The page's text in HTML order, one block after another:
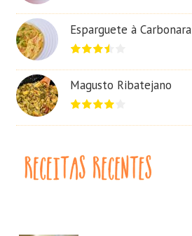
Esparguete à Carbonara
Magusto Ribatejano